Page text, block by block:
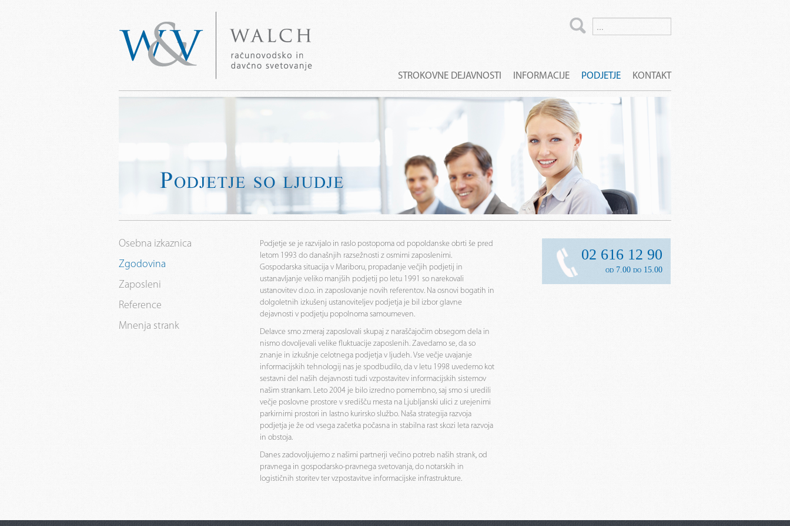
STROKOVNE DEJAVNOSTI INFORMACIJE PODJETJE KONTAKT
Osebna izkaznica
Zgodovina
Zaposleni
Reference
Mnenja strank
Podjetje se je razvijalo in raslo postopoma od popoldanske obrti še pred
letom 1993 do današnjih razsežnosti z osmimi zaposlenimi.
Gospodarska situacija v Mariboru, propadanje večjih podjetij in
ustanavljanje veliko manjših podjetij po letu 1991 so narekovali
ustanovitev d.o.o. in zaposlovanje novih referentov. Na osnovi bogatih in
dolgoletnih izkušenj ustanoviteljev podjetja je bil izbor glavne
dejavnosti v podjetju popolnoma samoumeven.
Delavce smo zmeraj zaposlovali skupaj z naraščajočim obsegom dela in
nismo dovoljevali velike fluktuacije zaposlenih. Zavedamo se, da so
znanje in izkušnje celotnega podjetja v ljudeh. Vse večje uvajanje
informacijskih tehnologij nas je spodbudilo, da v letu 1998 uvedemo kot
sestavni del naših dejavnosti tudi vzpostavitev informacijskih sistemov
našim strankam. Leto 2004 je bilo izredno pomembno, saj smo si uredili
večje poslovne prostore v središču mesta na Ljubljanski ulici z urejenimi
parkirnimi prostori in lastno kurirsko službo. Naša strategija razvoja
podjetja je že od vsega začetka počasna in stabilna rast skozi leta razvoja
in obstoja.
Danes zadovoljujemo z našimi partnerji večino potreb naših strank, od
pravnega in gospodarsko-pravnega svetovanja, do notarskih in
logističnih storitev ter vzpostavitve informacijske infrastrukture.
02 616 12 90
od 7.00 do 15.00